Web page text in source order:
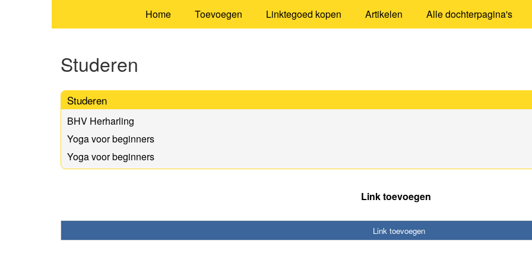
Home Toevoegen Linktegoed kopen Artikelen Alle dochterpagina's
Studeren
Studeren
BHV Herharling
Yoga voor beginners
Yoga voor beginners
Link toevoegen
Link toevoegen